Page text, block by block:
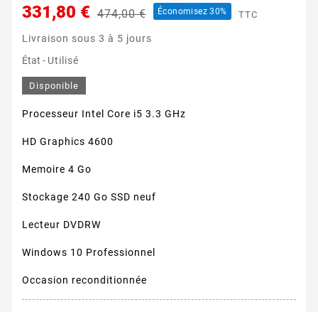
331,80 € 474,00 € Économisez 30% TTC
Livraison sous 3 à 5 jours
État - Utilisé
Disponible
Processeur Intel Core i5 3.3 GHz
HD Graphics 4600
Memoire 4 Go
Stockage 240 Go SSD neuf
Lecteur DVDRW
Windows 10 Professionnel
Occasion reconditionnée